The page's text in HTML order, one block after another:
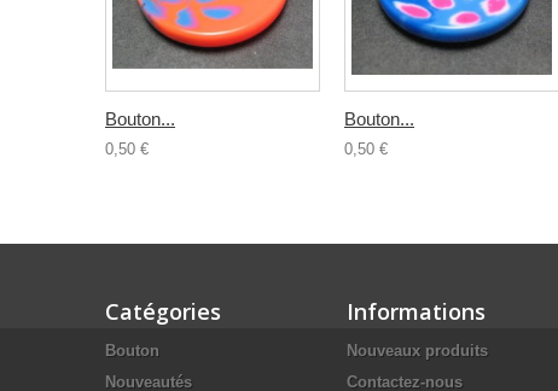
Bouton...
0,50 €
Bouton...
0,50 €
Catégories
Bouton
Nouveautés
Informations
Nouveaux produits
Contactez-nous